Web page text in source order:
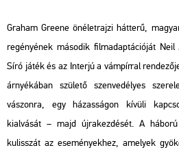
Graham Greene önéletrajzi hátterű,
regényének második filmadaptációját
Síró játékés az Interjú a vámpírral
árnyékában születő szenvedélyes
vászonra, egy házasságon kívüli
kialvását – majd újrakezdését. A
kulisszát az eseményekhez, amelyek